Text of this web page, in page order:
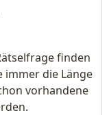
finden
immer die Länge
vorhandene